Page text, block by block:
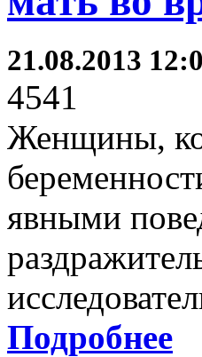
21.08.2013
4541
Женщины,
явными
Подробнее